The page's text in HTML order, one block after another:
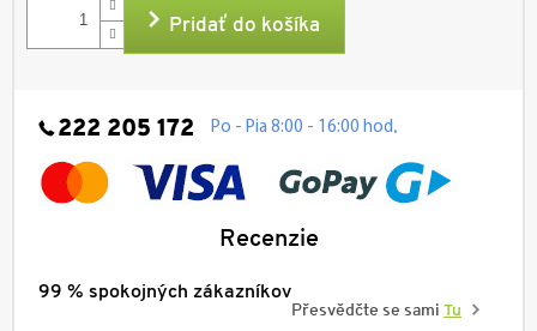
Pridať do košíka
222 205 172 Po - Pia 8:00 - 16:00 hod .
Recenzie
99 % spokojných zákazníkov
Přesvědčte se sami Tu